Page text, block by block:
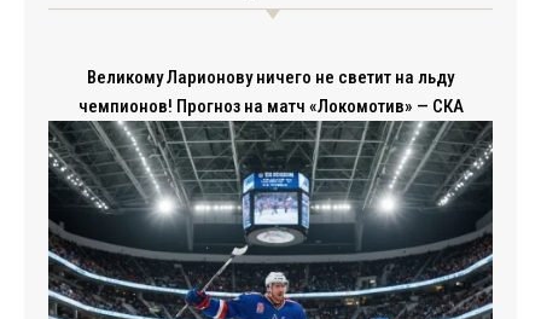
Великому Ларионову ничего не светит на льду
чемпионов! Прогноз на матч «Локомотив» — СКА